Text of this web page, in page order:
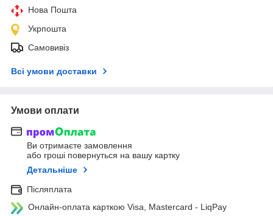
Нова Пошта
Укрпошта
Самовивіз
Всі умови доставки
Умови оплати
Ви отримаєте замовлення
або гроші повернуться на вашу картку
Детальніше
Післяплата
Онлайн-оплата карткою Visa, Mastercard - LiqPay